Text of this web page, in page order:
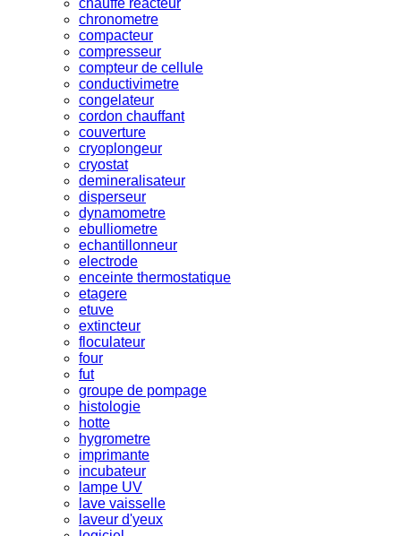
chronometre
compacteur
compresseur
compteur de cellule
conductivimetre
congelateur
cordon chauffant
couverture
cryoplongeur
cryostat
demineralisateur
disperseur
dynamometre
ebulliometre
echantillonneur
electrode
enceinte thermostatique
etagere
etuve
extincteur
floculateur
four
fut
groupe de pompage
histologie
hotte
hygrometre
imprimante
incubateur
lampe UV
lave vaisselle
laveur d'yeux